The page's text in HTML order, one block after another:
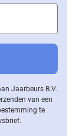
Jaarbeurs B.V.
van een
te